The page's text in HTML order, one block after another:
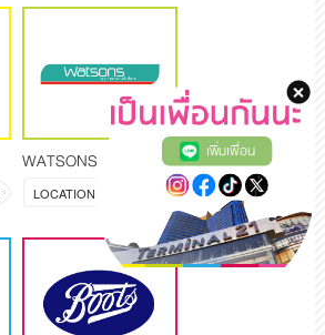
WATSONS
LOCATION : LG006 007
เพิ่มเพื่อน